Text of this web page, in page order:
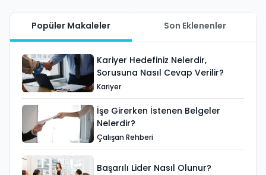
Popüler Makaleler Son Eklenenler
Kariyer Hedefiniz Nelerdir,
Sorusuna Nasıl Cevap Verilir?
Kariyer
İşe Girerken İstenen Belgeler
Nelerdir?
Çalışan Rehberi
Başarılı Lider Nasıl Olunur?